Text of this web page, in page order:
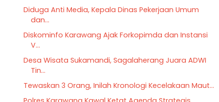
Diduga Anti Media, Kepala Dinas Pekerjaan Umum
dan...
Diskominfo Karawang Ajak Forkopimda dan Instansi
V...
Desa Wisata Sukamandi, Sagalaherang Juara ADWI
Tin...
Tewaskan 3 Orang, Inilah Kronologi Kecelakaan Maut...